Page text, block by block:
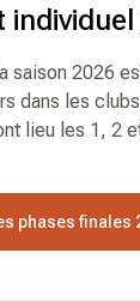
saison 2026
dans les
lieu les 1, 2
phases finales